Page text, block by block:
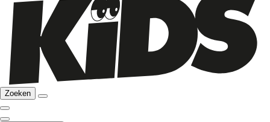
Zoeken